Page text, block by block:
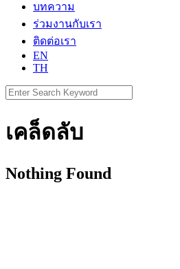
บทความ
ร่วมงานกับเรา
ติดต่อเรา
EN
TH
Search
for:
เคล็ดลับ
Nothing Found